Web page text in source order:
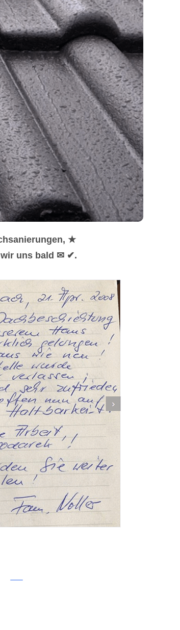
★
uns bald ✉ ✔.